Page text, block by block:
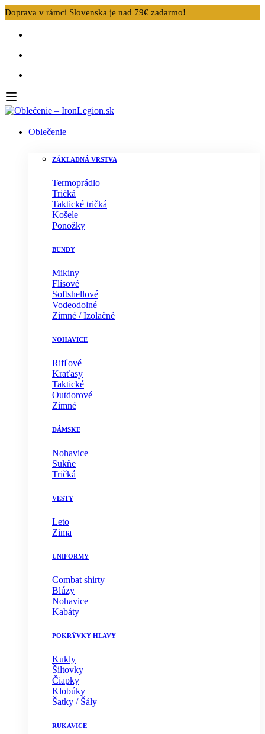
Doprava v rámci Slovenska je nad 79€ zadarmo!
Oblečenie
ZÁKLADNÁ VRSTVA
Termoprádlo
Tričká
Taktické tričká
Košele
Ponožky
BUNDY
Mikiny
Flísové
Softshellové
Vodeodolné
Zimné / Izolačné
NOHAVICE
Rifľové
Kraťasy
Taktické
Outdorové
Zimné
DÁMSKE
Nohavice
Sukňe
Tričká
VESTY
Leto
Zima
UNIFORMY
Combat shirty
Blúzy
Nohavice
Kabáty
POKRÝVKY HLAVY
Kukly
Šiltovky
Čiapky
Klobúky
Šatky / Šály
RUKAVICE